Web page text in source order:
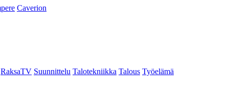
Caverion
RaksaTV Suunnittelu Talotekniikka Talous Työelämä